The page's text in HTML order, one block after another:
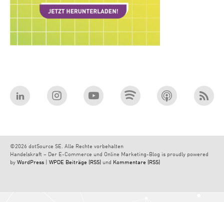
©2026 dotSource SE. Alle Rechte vorbehalten
Handelskraft – Der E-Commerce und Online Marketing-Blog is proudly powered
by WordPress WPDE Beiträge (RSS) und Kommentare (RSS)